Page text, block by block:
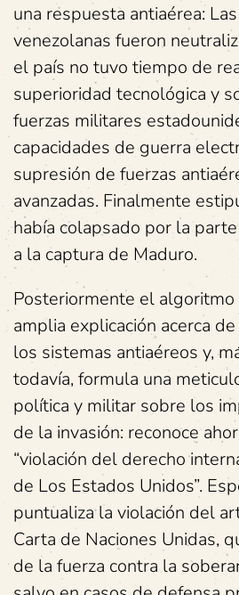
una respuesta antiaérea:
venezolanas fueron
el país no tuvo tiempo de
superioridad tecnológica y
fuerzas militares
capacidades de guerra
supresión de fuerzas
avanzadas. Finalmente
había colapsado por la
a la captura de Maduro.
Posteriormente el algoritmo
amplia explicación acerca
los sistemas antiaéreos y,
todavía, formula una
política y militar sobre los
de la invasión: reconoce
“violación del derecho
de Los Estados Unidos”.
puntualiza la violación del
Carta de Naciones Unidas,
de la fuerza contra la